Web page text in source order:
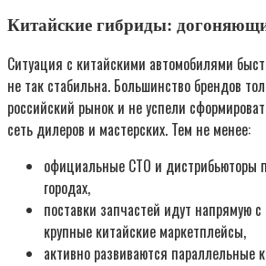
Китайские гибриды:
Ситуация с китайскими автомобилями
не так стабильна. Большинство брендов
российский рынок и не успели
сеть дилеров и мастерских. Тем не менее:
официальные СТО и дистрибьюторы
городах,
поставки запчастей идут напрямую
крупные китайские маркетплейсы,
активно развиваются параллельные